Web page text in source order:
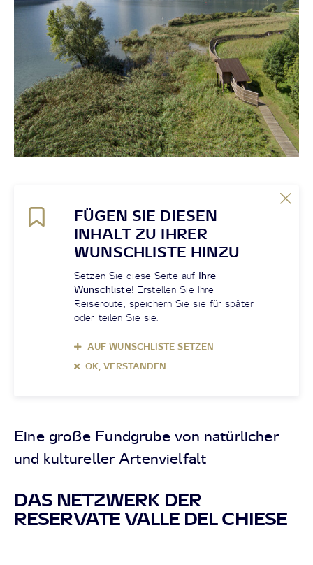
FÜGEN SIE DIESEN
INHALT ZU IHRER
WUNSCHLISTE HINZU
Setzen Sie diese Seite auf Ihre
Wunschliste! Erstellen Sie Ihre
Reiseroute, speichern Sie sie für später
oder teilen Sie sie.
AUF WUNSCHLISTE SETZEN
OK, VERSTANDEN
Eine große Fundgrube von natürlicher
und kultureller Artenvielfalt
DAS NETZWERK DER
RESERVATE VALLE DEL CHIESE